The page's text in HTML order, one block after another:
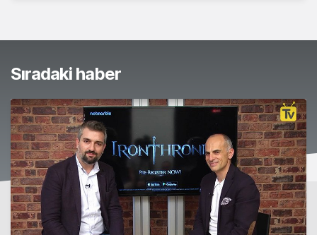
Sıradaki haber